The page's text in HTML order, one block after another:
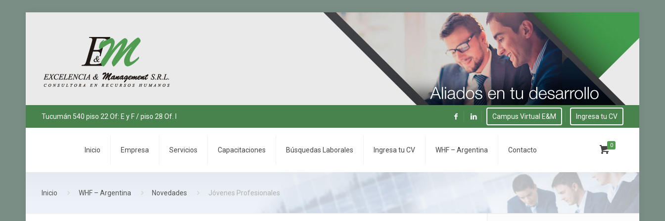
Tucumán 540 piso 22 Of: E y F / piso 28 Of. I Campus Virtual E&M Ingresa tu CV
Inicio Empresa Servicios Capacitaciones Búsquedas Laborales Ingresa tu CV WHF – Argentina Contacto
0
Inicio WHF – Argentina Novedades Jóvenes Profesionales